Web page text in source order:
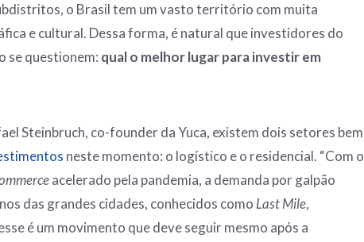
o Brasil tem um vasto território com muita
e cultural. Dessa forma, é natural que investidores do
se questionem: qual o melhor lugar para investir em
Steinbruch, co-founder da Yuca, existem dois setores bem
neste momento: o logístico e o residencial. “Com o
acelerado pela pandemia, a demanda por galpão
das grandes cidades, conhecidos como LastMile,
é um movimento que deve seguir mesmo após a